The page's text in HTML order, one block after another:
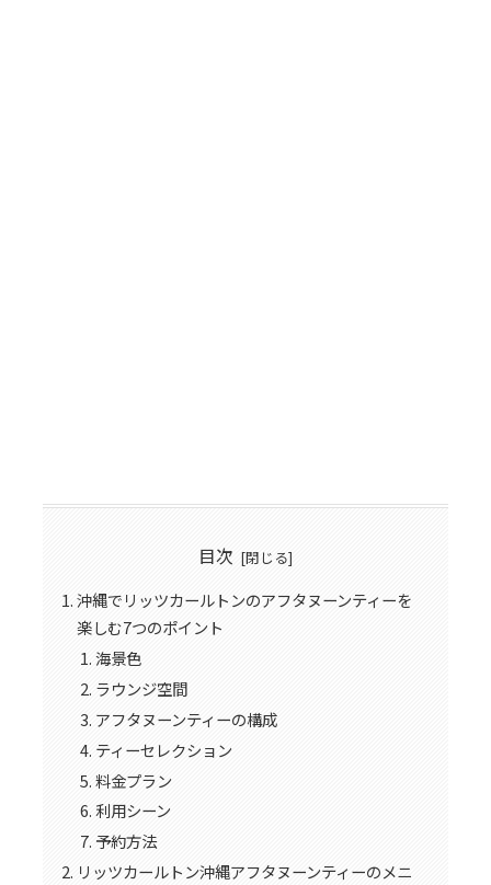
目次
沖縄でリッツカールトンのアフタヌーンティーを
楽しむ7つのポイント
海景色
ラウンジ空間
アフタヌーンティーの構成
ティーセレクション
料金プラン
利用シーン
予約方法
リッツカールトン沖縄アフタヌーンティーのメニ